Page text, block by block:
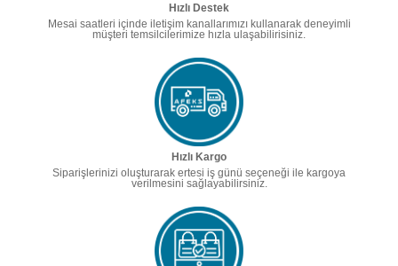
Hızlı Destek
Mesai saatleri içinde iletişim kanallarımızı kullanarak deneyimli
müşteri temsilcilerimize hızla ulaşabilirisiniz.
Hızlı Kargo
Siparişlerinizi oluşturarak ertesi iş günü seçeneği ile kargoya
verilmesini sağlayabilirsiniz.